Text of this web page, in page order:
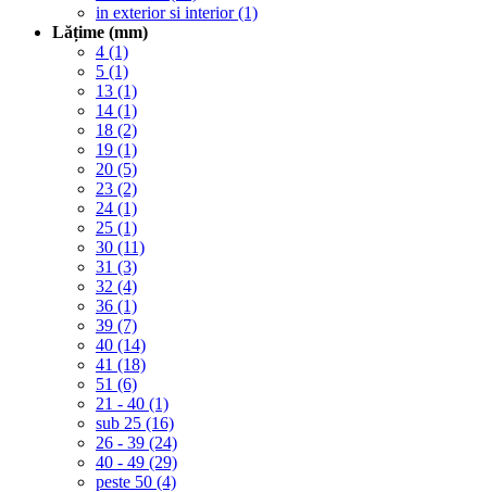
in exterior si interior(1)
Lățime (mm)
4 (1)
5 (1)
13 (1)
14 (1)
18 (2)
19 (1)
20 (5)
23 (2)
24 (1)
25 (1)
30 (11)
31 (3)
32 (4)
36 (1)
39 (7)
40 (14)
41 (18)
51 (6)
21 - 40 (1)
sub 25 (16)
26 - 39 (24)
40 - 49 (29)
peste 50 (4)